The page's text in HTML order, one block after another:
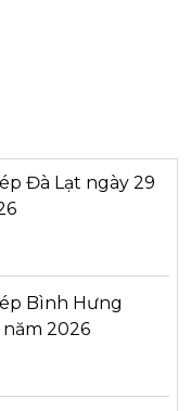
Đà Lạt ngày 29
Bình Hưng
2026